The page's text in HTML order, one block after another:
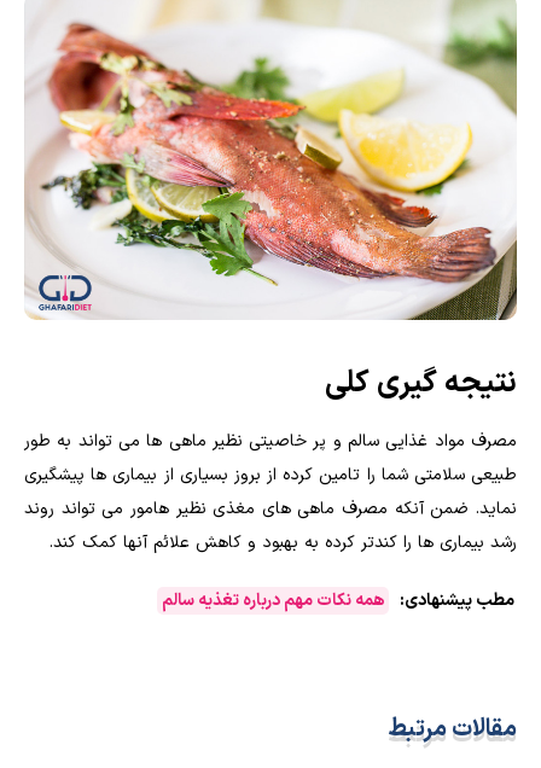
نتیجه گیری کلی
مصرف مواد غذایی سالم و پر خاصیتی نظیر ماهی ها می تواند به طور
طبیعی سلامتی شما را تامین کرده از بروز بسیاری از بیماری ها پیشگیری
نماید. ضمن آنکه مصرف ماهی های مغذی نظیر هامور می تواند روند
رشد بیماری ها را کندتر کرده به بهبود و کاهش علائم آنها کمک کند.
مطب پیشنهادی: همه نکات مهم درباره تغذیه سالم
مقالات مرتبط